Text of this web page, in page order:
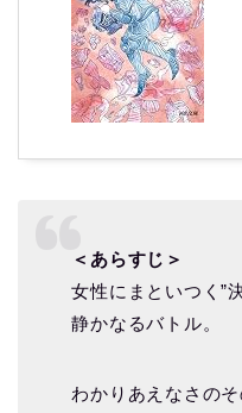
＜あらすじ＞
女性にまといつく”
静かなるバトル。
わかりあえなさの